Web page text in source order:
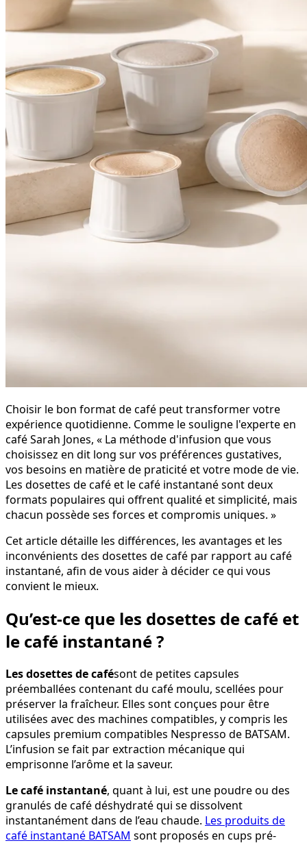
Choisir le bon format de café peut transformer votre
expérience quotidienne. Comme le souligne l'experte en
café Sarah Jones, « La méthode d'infusion que vous
choisissez en dit long sur vos préférences gustatives,
vos besoins en matière de praticité et votre mode de vie.
Les dosettes de café et le café instantané sont deux
formats populaires qui offrent qualité et simplicité, mais
chacun possède ses forces et compromis uniques. »
Cet article détaille les différences, les avantages et les
inconvénients des dosettes de café par rapport au café
instantané, afin de vous aider à décider ce qui vous
convient le mieux.
Qu’est-ce que les dosettes de café et
le café instantané ?
Les dosettes de cafésont de petites capsules
préemballées contenant du café moulu, scellées pour
préserver la fraîcheur. Elles sont conçues pour être
utilisées avec des machines compatibles, y compris les
capsules premium compatibles Nespresso de BATSAM.
L’infusion se fait par extraction mécanique qui
emprisonne l’arôme et la saveur.
Le café instantané, quant à lui, est une poudre ou des
granulés de café déshydraté qui se dissolvent
instantanément dans de l’eau chaude. Les produits de
café instantané BATSAM sont proposés en cups pré-